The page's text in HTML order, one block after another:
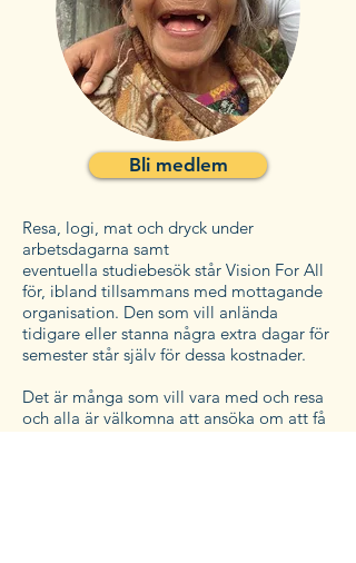
Bli medlem
Resa, logi, mat och dryck under
arbetsdagarna samt
eventuella studiebesök står Vision For All
för, ibland tillsammans med mottagande
organisation. Den som vill anlända
tidigare eller stanna några extra dagar för
semester står själv för dessa kostnader.
Det är många som vill vara med och resa
och alla är välkomna att ansöka om att få